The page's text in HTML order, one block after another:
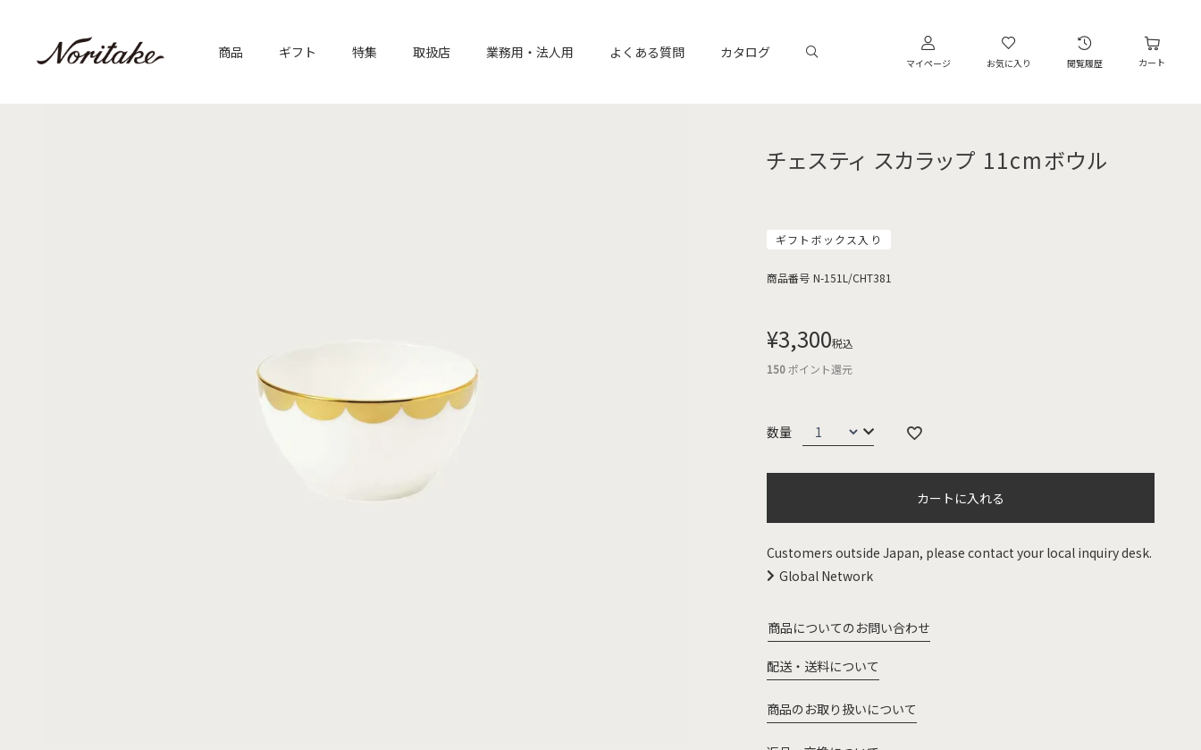
商品 ギフト 特集 取扱店 業務用・法人用 よくある質問 カタログ
マイページ お気に入り 閲覧履歴 カート
チェスティ スカラップ 11cmボウル
ギフトボックス入り
商品番号 N-151L/CHT381
¥3,300税込
150ポイント還元
カートに入れる
Customers outside Japan, please contact your local inquiry desk.
Global Network
商品についてのお問い合わせ
配送・送料について
商品のお取り扱いについて